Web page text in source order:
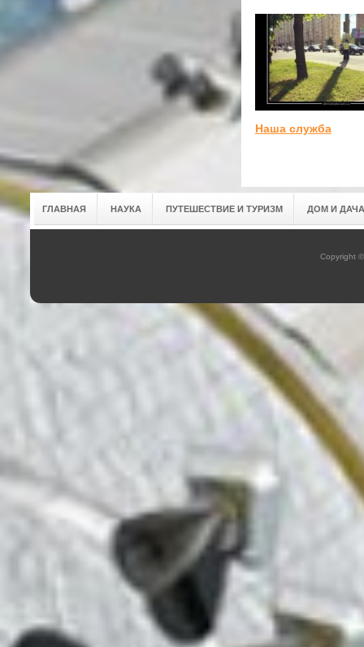
Наша служба
ГЛАВНАЯ НАУКА ПУТЕШЕСТВИЕ И ТУРИЗМ ДОМ И ДАЧА
Copyright